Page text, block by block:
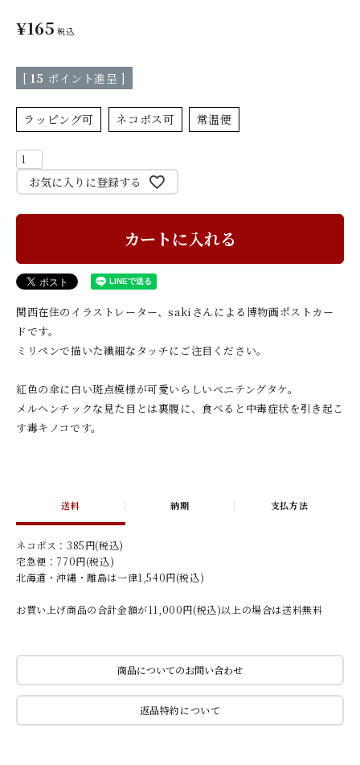
¥165 税込
[ 15 ポイント進呈 ]
ラッピング可 ネコポス可 常温便
お気に入りに登録する
カートに入れる
関西在住のイラストレーター、sakiさんによる博物画ポストカー
ドです。
ミリペンで描いた繊細なタッチにご注目ください。
紅色の傘に白い斑点模様が可愛いらしいベニテングタケ。
メルヘンチックな見た目とは裏腹に、食べると中毒症状を引き起こ
す毒キノコです。
送料 納期 支払方法
ネコポス：385円(税込)
宅急便：770円(税込)
北海道・沖縄・離島は一律1,540円(税込)
お買い上げ商品の合計金額が11,000円(税込)以上の場合は送料無料
商品についてのお問い合わせ
返品特約について